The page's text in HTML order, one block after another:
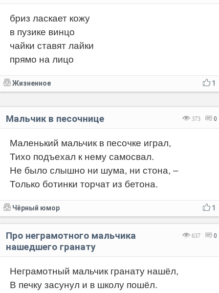
бриз ласкает кожу
в пузике винцо
чайки ставят лайки
прямо на лицо
1
Жизненное
373 0
Мальчик в песочнице
Маленький мальчик в песочке играл,
Тихо подъехал к нему самосвал.
Не было слышно ни шума, ни стона, –
Только ботинки торчат из бетона.
1
Чёрный юмор
637 0
Про неграмотного мальчика
нашедшего гранату
Неграмотный мальчик гранату нашёл,
В печку засунул и в школу пошёл.